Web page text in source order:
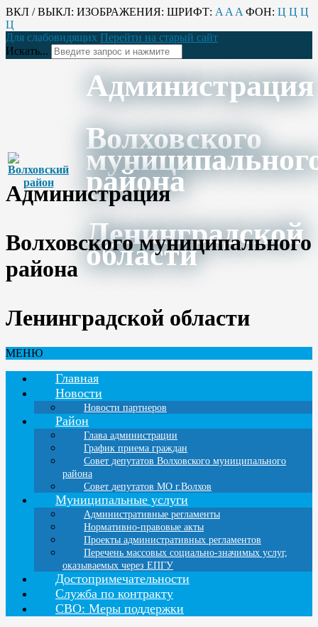
ВКЛ / ВЫКЛ: ИЗОБРАЖЕНИЯ: ШРИФТ: A A A ФОН: Ц Ц Ц
Ц
Для слабовидящих Перейти на старый сайт
Искать...
Администрация
Волховского
района
Ленинградской
области
Администрация
Волховского муниципального
района
Ленинградской области
МЕНЮ
Главная
Новости
Новости партнеров
Район
Глава администрации
График приема граждан
Совет депутатов Волховского муниципального
района
Совет депутатов МО г.Волхов
Муниципальные услуги
Административные регламенты
Нормативно-правовые акты
Проекты административных регламентов
Перечень массовых социально-значимых услуг,
оказываемых через ЕПГУ
Достопримечательности
Служба по контракту
СВО: Меры поддержки